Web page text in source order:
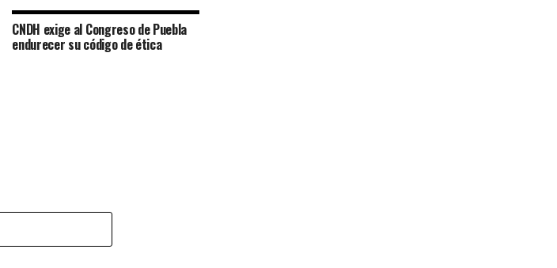
CNDH exige al Congreso de Puebla
endurecer su código de ética